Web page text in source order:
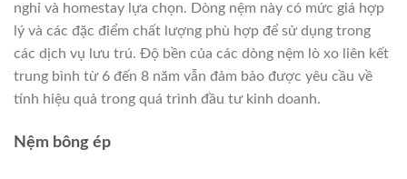
nghỉ và homestay lựa chọn. Dòng nệm này có mức giá hợp
lý và các đặc điểm chất lượng phù hợp để sử dụng trong
các dịch vụ lưu trú. Độ bền của các dòng nệm lò xo liên kết
trung bình từ 6 đến 8 năm vẫn đảm bảo được yêu cầu về
tính hiệu quả trong quá trình đầu tư kinh doanh.
Nệm bông ép